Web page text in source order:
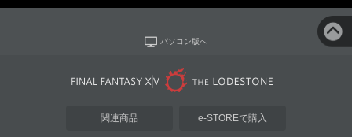
パソコン版へ
関連商品 e-STOREで購入